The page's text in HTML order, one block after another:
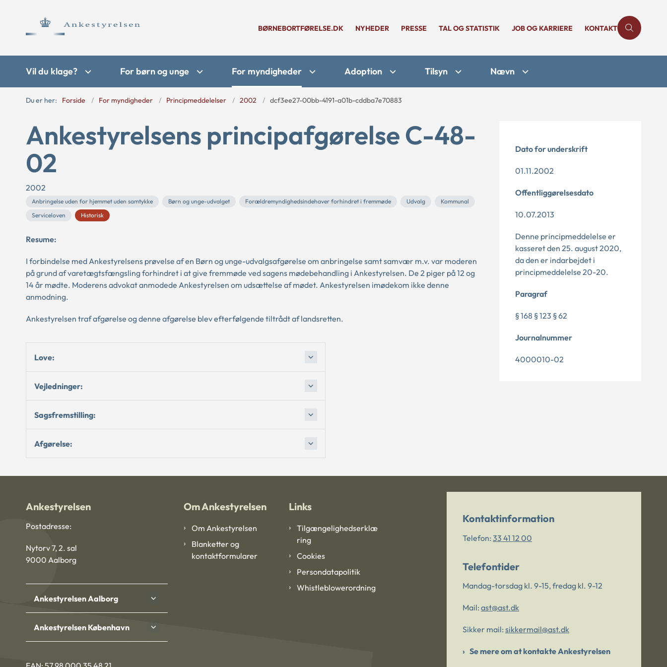
BØRNEBORTFØRELSE.DK NYHEDER PRESSE TAL OG STATISTIK JOB OG KARRIERE KONTAKT
Vil du klage? For børn og unge For myndigheder Adoption Tilsyn Nævn
Du er her: Forside For myndigheder Principmeddelelser 2002 dcf3ee27-00bb-4191-a01b-cddba7e70883
Ankestyrelsens principafgørelse C-48-
02
2002
Anbringelse uden for hjemmet uden samtykke Børn og unge-udvalget Forældremyndighedsindehaver forhindret i fremmøde Udvalg
Kommunal
Serviceloven
Historisk
Resume:
I forbindelse med Ankestyrelsens prøvelse af en Børn og unge-udvalgsafgørelse om anbringelse samt samvær m.v. var moderen
på grund af varetægtsfængsling forhindret i at give fremmøde ved sagens mødebehandling i Ankestyrelsen. De 2 piger på 12 og
14 år mødte. Moderens advokat anmodede Ankestyrelsen om udsættelse af mødet. Ankestyrelsen imødekom ikke denne
anmodning.
Ankestyrelsen traf afgørelse og denne afgørelse blev efterfølgende tiltrådt af landsretten.
Love:
Vejledninger:
Sagsfremstilling:
Afgørelse:
Dato for underskrift
01.11.2002
Offentliggørelsesdato
10.07.2013
Denne principmeddelelse er
kasseret den 25. august 2020,
da den er indarbejdet i
principmeddelelse 20-20.
Paragraf
§ 168 § 123 § 62
Journalnummer
4000010-02
Ankestyrelsen
Postadresse:
Nytorv 7, 2. sal
9000 Aalborg
Ankestyrelsen Aalborg
Ankestyrelsen København
Om Ankestyrelsen
Om Ankestyrelsen
Blanketter og
kontaktformularer
Links
Tilgængelighedserklæ
ring
Cookies
Persondatapolitik
Whistleblowerordning
Kontaktinformation
Telefon: 33 41 12 00
Telefontider
Mandag-torsdag kl. 9-15, fredag kl. 9-12
Mail: ast@ast.dk
Sikker mail: sikkermail@ast.dk
Se mere om at kontakte Ankestyrelsen